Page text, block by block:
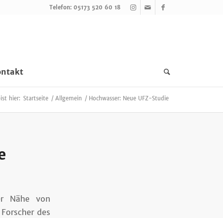
Telefon: 05173 520 60 18
hier: Startseite / Allgemein / Hochwasser: Neue UFZ-Studie
Nähe von
des